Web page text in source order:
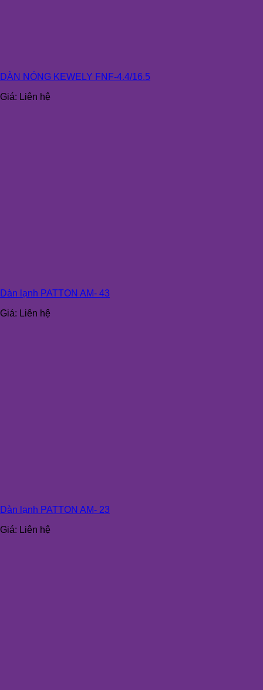
DÀN NÓNG KEWELY FNF-4.4/16.5
Giá: Liên hệ
Dàn lạnh PATTON AM- 43
Giá: Liên hệ
Dàn lạnh PATTON AM- 23
Giá: Liên hệ